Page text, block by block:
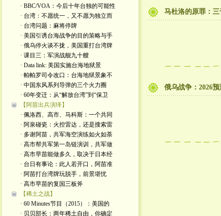
· BBC/VOA：今后十年台独的可能性
· 台湾：不愿统一，又不愿为独立而
· 台湾问题：麻将停牌
· 美国引诱台海战争的目的策略与手
· 俄乌停火谈不拢，美国重打台湾牌
· 课目三：军演战舰九十艘
· Data link: 美国实施台海地狱景
· 帕帕罗司令改口：台海地狱景象不
· 中国东风系列导弹的三个火力圈
· 60年变迁：从“解放台湾”到“保卫
【阿苗出兵演绎】
· 佩洛西、高市、马科斯：一个共同
· 阿泉碰瓷：火控雷达，还是搜索雷
· 多谢阿苗，共军海空演练如火如荼
· 高市帮共军第一岛链演训，共军做
· 高市早苗能做多久，取决于日本经
· 台日有事论：此人若开口，阿苗准
· 阿苗打台湾牌玩脱手，前景堪忧
· 高市早苗的复国三板斧
【稀土之战】
· 60 Minutes节目（2015）：美国的
· 贝贝部长：两年稀土自由，你确定
马杜洛的原罪：
俄乌战争：2026预